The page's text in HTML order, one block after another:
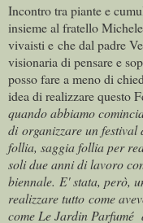
Incontro tra piante e
insieme al fratello
vivaisti e che dal padre
visionaria di pensare e
posso fare a meno di
idea di realizzare questo
quando abbiamo
di organizzare un
follia, saggia follia per
soli due anni di lavoro
biennale. E' stata, però,
realizzare tutto come
come Le Jardin Parfumé